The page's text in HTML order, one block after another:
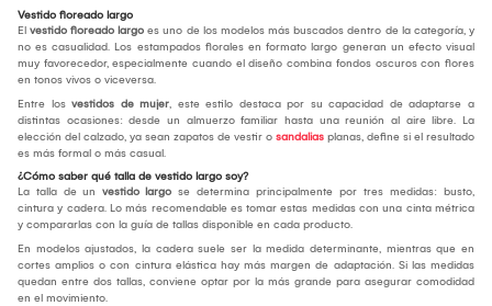
Vestido floreado largo
El vestido floreado largo es uno de los modelos más buscados dentro de la categoría, y
no es casualidad. Los estampados florales en formato largo generan un efecto visual
muy favorecedor, especialmente cuando el diseño combina fondos oscuros con flores
en tonos vivos o viceversa.
Entre los vestidos de mujer, este estilo destaca por su capacidad de adaptarse a
distintas ocasiones: desde un almuerzo familiar hasta una reunión al aire libre. La
elección del calzado, ya sean zapatos de vestir o sandalias planas, define si el resultado
es más formal o más casual.
¿Cómo saber qué talla de vestido largo soy?
La talla de un vestido largo se determina principalmente por tres medidas: busto,
cintura y cadera. Lo más recomendable es tomar estas medidas con una cinta métrica
y compararlas con la guía de tallas disponible en cada producto.
En modelos ajustados, la cadera suele ser la medida determinante, mientras que en
cortes amplios o con cintura elástica hay más margen de adaptación. Si las medidas
quedan entre dos tallas, conviene optar por la más grande para asegurar comodidad
en el movimiento.